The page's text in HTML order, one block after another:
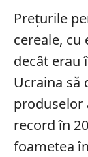
Prețurile
cereale,
decât erau
Ucraina să
produselor
record în
foametea